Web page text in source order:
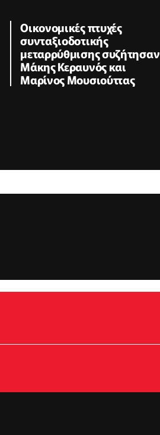
Οικονομικές πτυχές
συνταξιοδοτικής
μεταρρύθμισης συζήτησαν
Μάκης Κεραυνός και
Μαρίνος Μουσιούττας